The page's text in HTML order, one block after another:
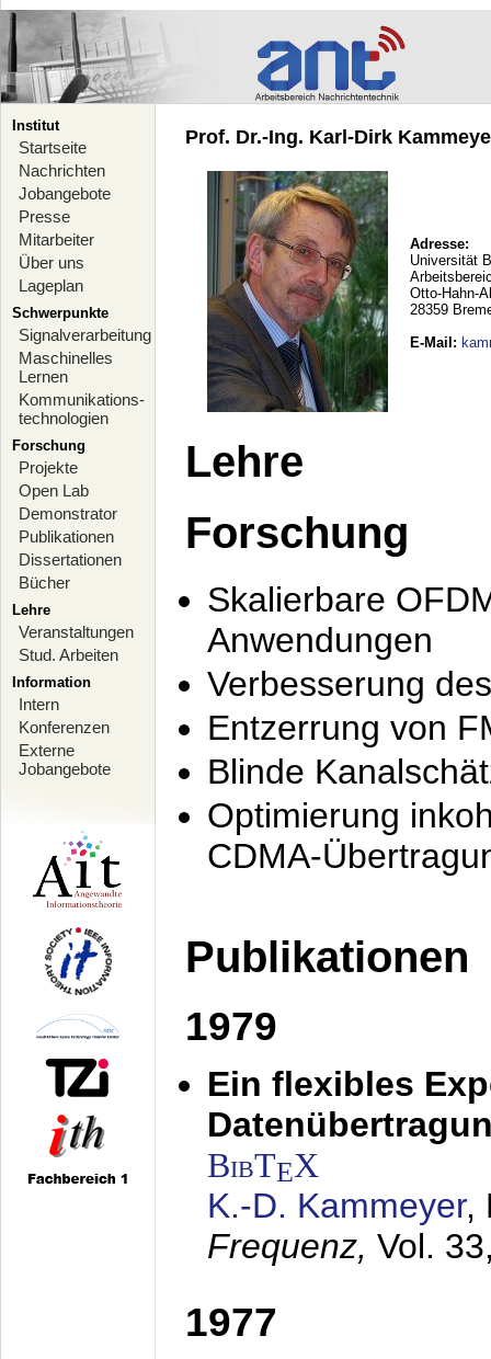
Institut
Startseite
Nachrichten
Jobangebote
Presse
Mitarbeiter
Über uns
Lageplan
Schwerpunkte
Signalverarbeitung
Maschinelles
Lernen
Kommunikations-
technologien
Forschung
Projekte
Open Lab
Demonstrator
Publikationen
Dissertationen
Bücher
Lehre
Veranstaltungen
Stud. Arbeiten
Information
Intern
Konferenzen
Externe
Jobangebote
Prof. Dr.-Ing. Karl-Dirk
Adresse:
Universität
Otto-Hahn-
28359
E-Mail :
Lehre
Forschung
Skalierbare
Anwendungen
Verbesserung
Entzerrung von
Blinde
Optimierung
CDMA-
Publikationen
1979
Ein flexibles
BibTEX
K.-D. Kammeyer,
Frequenz, Vol.
1977